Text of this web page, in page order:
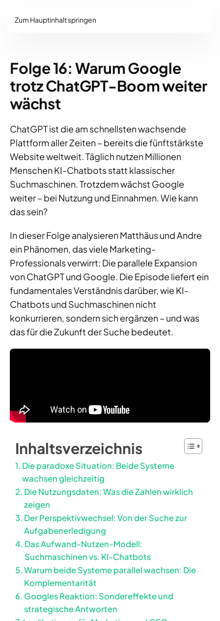
Zum Hauptinhalt springen
Folge 16: Warum Google
trotz ChatGPT-Boom weiter
wächst
ChatGPT ist die am schnellsten wachsende
Plattform aller Zeiten – bereits die fünftstärkste
Website weltweit. Täglich nutzen Millionen
Menschen KI-Chatbots statt klassischer
Suchmaschinen. Trotzdem wächst Google
weiter – bei Nutzung und Einnahmen. Wie kann
das sein?
In dieser Folge analysieren Matthäus und Andre
ein Phänomen, das viele Marketing-
Professionals verwirrt: Die parallele Expansion
von ChatGPT und Google. Die Episode liefert ein
fundamentales Verständnis darüber, wie KI-
Chatbots und Suchmaschinen nicht
konkurrieren, sondern sich ergänzen – und was
das für die Zukunft der Suche bedeutet.
Inhaltsverzeichnis
Die paradoxe Situation: Beide Systeme
wachsen gleichzeitig
Die Nutzungsdaten: Was die Zahlen wirklich
zeigen
Der Perspektivwechsel: Von der Suche zur
Aufgabenerledigung
Das Aufwand-Nutzen-Modell:
Suchmaschinen vs. KI-Chatbots
Warum beide Systeme parallel wachsen: Die
Komplementarität
Googles Reaktion: Sondereffekte und
strategische Antworten